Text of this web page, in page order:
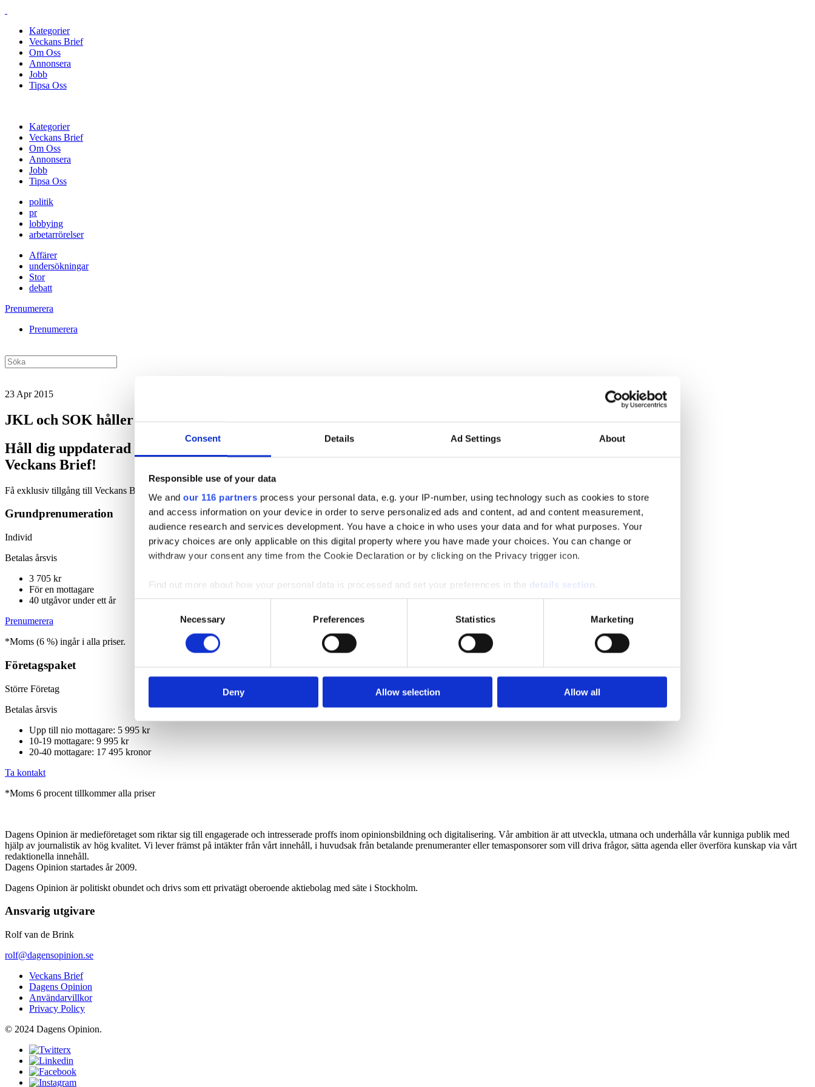
Consent Details Ad Settings About
Responsible use of your data
We and our 116 partners process your personal data, e.g. your IP-number, using technology such as cookies to store
and access information on your device in order to serve personalized ads and content, ad and content measurement,
audience research and services development. You have a choice in who uses your data and for what purposes. Your
privacy choices are only applicable on this digital property where you have made your choices. You can change or
withdraw your consent any time from the Cookie Declaration or by clicking on the Privacy trigger icon.
Find out more about how your personal data is processed and set your preferences in the details section
We use cookies to personalise content and ads, to provide social media features and to analyse our traffic. We also share
information about your use of our site with our social media, advertising and analytics partners who may combine it with
other information that you’ve provided to them or that they’ve collected from your use of their services.
Necessary Preferences Statistics Marketing
Deny Allow selection Allow all
Kategorier
Veckans Brief
Om Oss
Annonsera
Jobb
Tipsa Oss
Kategorier
Veckans Brief
Om Oss
Annonsera
Jobb
Tipsa Oss
politik
pr
lobbying
arbetarrörelser
Affärer
undersökningar
Stor
debatt
Prenumerera
Prenumerera
23 Apr 2015
JKL och SOK håller OS-drömmen i liv
Håll dig uppdaterad med
Veckans Brief!
Få exklusiv tillgång till Veckans Brief, den essentiella läsningen för alla som driver opinionsbildning och samhällsförändring, genom en prenumeration på Dagens Opinion.
Grundprenumeration
Individ
Betalas årsvis
3 705 kr
För en mottagare
40 utgåvor under ett år
Prenumerera
*Moms (6 %) ingår i alla priser.
Företagspaket
Större Företag
Betalas årsvis
Upp till nio mottagare: 5 995 kr
10-19 mottagare: 9 995 kr
20-40 mottagare: 17 495 kronor
Ta kontakt
*Moms 6 procent tillkommer alla priser
Dagens Opinion är medieföretaget som riktar sig till engagerade och intresserade proffs inom opinionsbildning och digitalisering. Vår ambition är att utveckla, utmana och underhålla vår kunniga publik med
hjälp av journalistik av hög kvalitet. Vi lever främst på intäkter från vårt innehåll, i huvudsak från betalande prenumeranter eller temasponsorer som vill driva frågor, sätta agenda eller överföra kunskap via vårt
redaktionella innehåll.
Dagens Opinion startades år 2009.
Dagens Opinion är politiskt obundet och drivs som ett privatägt oberoende aktiebolag med säte i Stockholm.
Ansvarig utgivare
Rolf van de Brink
rolf@dagensopinion.se
Veckans Brief
Dagens Opinion
Användarvillkor
Privacy Policy
© 2024 Dagens Opinion.